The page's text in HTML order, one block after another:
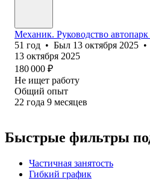
Механик. Руководство
51 год • Был 13 октября 2025 •
13 октября 2025
180 000 ₽
Не ищет работу
Общий опыт
22 года 9 месяцев
Быстрые фильтры
Частичная занятость
Гибкий график